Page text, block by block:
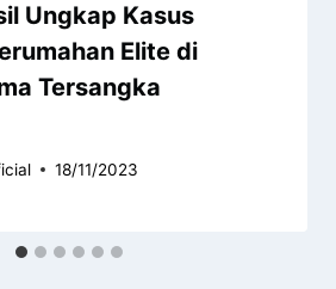
Ungkap Kasus
Elite di
Tersangka
18/11/2023